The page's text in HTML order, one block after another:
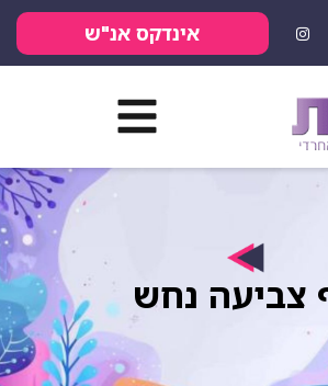
אינדקס אנ"ש
צביעה נחש